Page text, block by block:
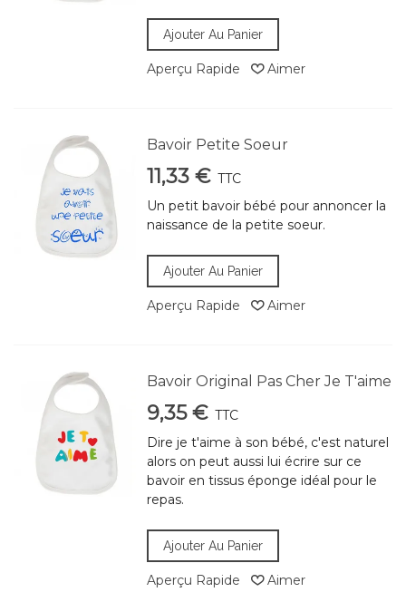
Ajouter Au Panier
Aperçu Rapide Aimer
Bavoir Petite Soeur
11,33 € TTC
Un petit bavoir bébé pour annoncer la
naissance de la petite soeur.
Ajouter Au Panier
Aperçu Rapide Aimer
Bavoir Original Pas Cher Je T'aime
9,35 € TTC
Dire je t'aime à son bébé, c'est naturel
alors on peut aussi lui écrire sur ce
bavoir en tissus éponge idéal pour le
repas.
Ajouter Au Panier
Aperçu Rapide Aimer